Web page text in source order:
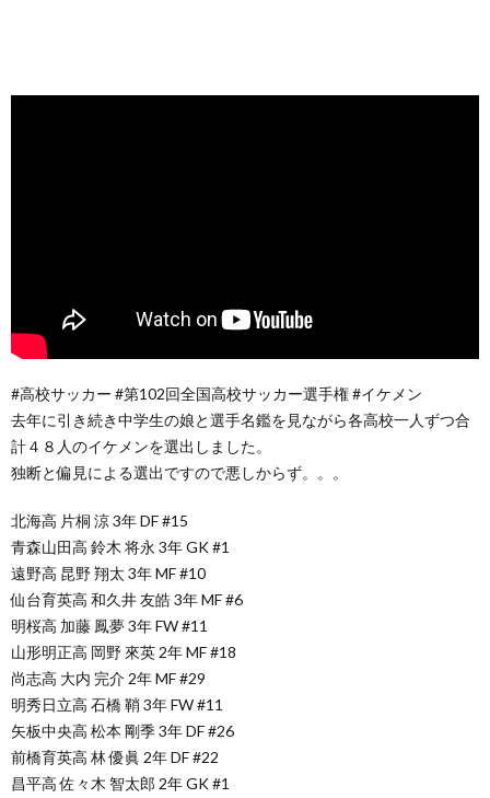
#高校サッカー #第102回全国高校サッカー選手権 #イケメン
去年に引き続き中学生の娘と選手名鑑を見ながら各高校一人ずつ合
計４８人のイケメンを選出しました。
独断と偏見による選出ですので悪しからず。。。
北海高 片桐 涼 3年 DF #15
青森山田高 鈴木 将永 3年 GK #1
遠野高 昆野 翔太 3年 MF #10
仙台育英高 和久井 友皓 3年 MF #6
明桜高 加藤 鳳夢 3年 FW #11
山形明正高 岡野 來英 2年 MF #18
尚志高 大内 完介 2年 MF #29
明秀日立高 石橋 鞘 3年 FW #11
矢板中央高 松本 剛季 3年 DF #26
前橋育英高 林 優眞 2年 DF #22
昌平高 佐々木 智太郎 2年 GK #1